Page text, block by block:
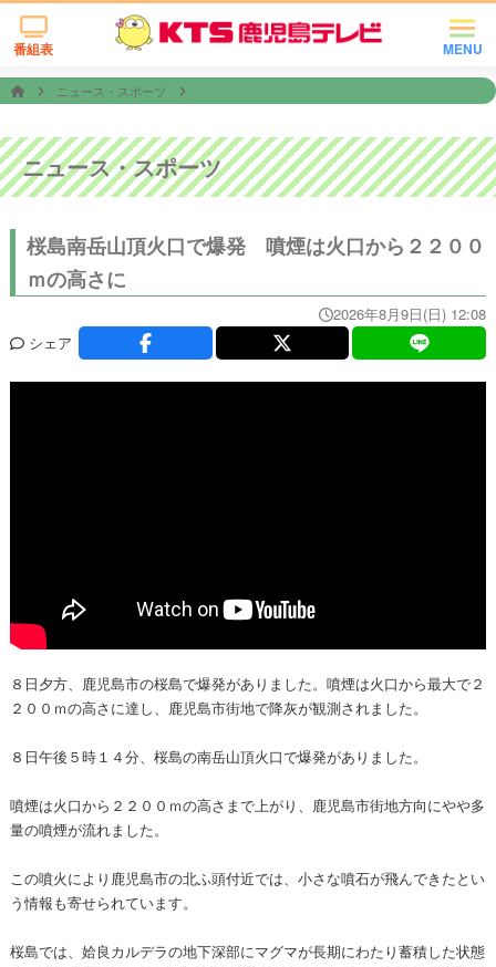
MENU
番組表
ニュース・スポーツ
ニュース・スポーツ
桜島南岳山頂火口で爆発 噴煙は火口から２２００
ｍの高さに
2026年8月9日(日) 12:08
シェア
８日夕方、鹿児島市の桜島で爆発がありました。噴煙は火口から最大で２
２００ｍの高さに達し、鹿児島市街地で降灰が観測されました。
８日午後５時１４分、桜島の南岳山頂火口で爆発がありました。
噴煙は火口から２２００ｍの高さまで上がり、鹿児島市街地方向にやや多
量の噴煙が流れました。
この噴火により鹿児島市の北ふ頭付近では、小さな噴石が飛んできたとい
う情報も寄せられています。
桜島では、姶良カルデラの地下深部にマグマが長期にわたり蓄積した状態